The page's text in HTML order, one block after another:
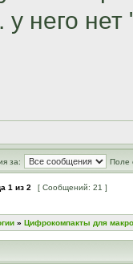
у него нет
за: Поле
1 из 2 [ Сообщений: 21 ]
» Цифрокомпакты для